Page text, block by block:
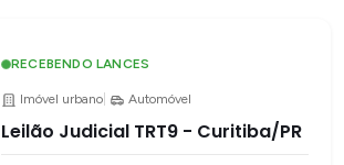
RECEBENDO LANCES
Imóvel urbano Automóvel
Leilão Judicial TRT9 - Curitiba/PR